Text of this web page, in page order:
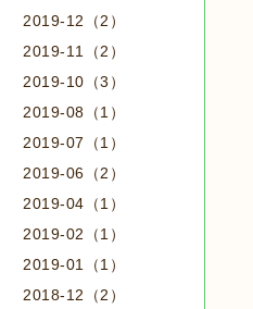
2019-12（2）
2019-11（2）
2019-10（3）
2019-08（1）
2019-07（1）
2019-06（2）
2019-04（1）
2019-02（1）
2019-01（1）
2018-12（2）